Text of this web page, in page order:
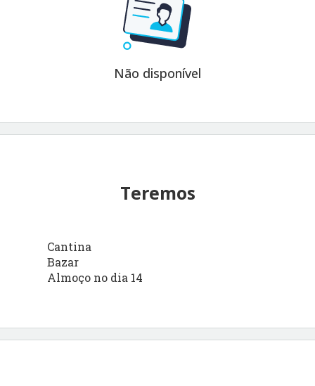
Não disponível
Teremos
Cantina
Bazar
Almoço no dia 14